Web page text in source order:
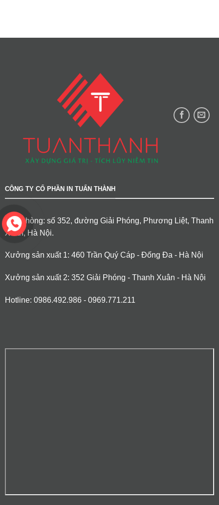
CÔNG TY CỔ PHẦN IN TUẤN THÀNH
Văn phòng: số 352, đường Giải Phóng, Phương Liệt, Thanh
Xuân, Hà Nội.
Xưởng sản xuất 1: 460 Trần Quý Cáp - Đống Đa - Hà Nội
Xưởng sản xuất 2: 352 Giải Phóng - Thanh Xuân - Hà Nội
Hotline: 0986.492.986 - 0969.771.211